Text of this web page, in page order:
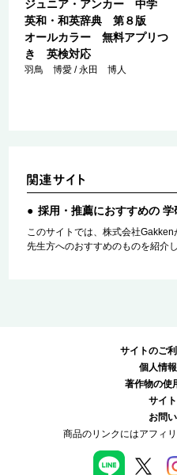
ジュニア・アンカー 中学
英和・和英辞典 第８版
オールカラー 無料アプリつ
き 英検対応
羽鳥 博愛 / 永田 博人
採用・推薦におすすめの
このサイトでは、株式会社Gakken
先生方へのおすすめのものを紹介し
サイトのご
個人情
著作物の使
サイ
お問
商品のリンクにはアフィ